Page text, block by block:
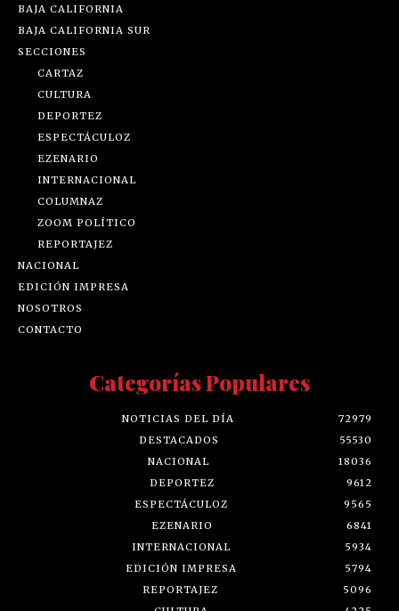
BAJA CALIFORNIA
BAJA CALIFORNIA SUR
SECCIONES
CARTAZ
CULTURA
DEPORTEZ
ESPECTÁCULOZ
EZENARIO
INTERNACIONAL
COLUMNAZ
ZOOM POLÍTICO
REPORTAJEZ
NACIONAL
EDICIÓN IMPRESA
NOSOTROS
CONTACTO
Categorías Populares
NOTICIAS DEL DÍA
72979
DESTACADOS
55530
NACIONAL
18036
DEPORTEZ
9612
ESPECTÁCULOZ
9565
EZENARIO
6841
INTERNACIONAL
5934
EDICIÓN IMPRESA
5794
REPORTAJEZ
5096